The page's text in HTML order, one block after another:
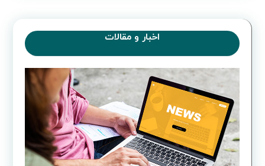
اخبار و مقالات